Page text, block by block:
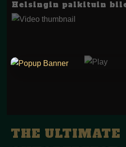
Helsingin palkituin
THE ULTIMATE